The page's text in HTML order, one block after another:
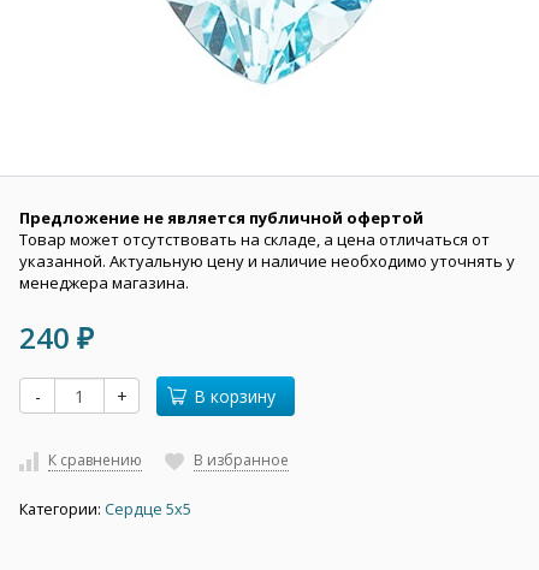
Предложение не является публичной офертой
Товар может отсутствовать на складе, а цена отличаться от
указанной. Актуальную цену и наличие необходимо уточнять у
менеджера магазина.
240 ₽
- + В корзину
К сравнению В избранное
Категории: Сердце 5х5